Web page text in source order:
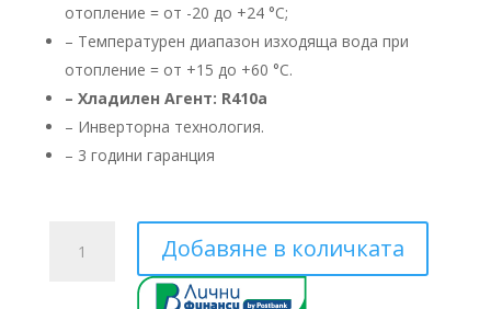
отопление = от -20 до +24 °C;
– Температурен диапазон изходяща вода при
отопление = от +15 до +60 °C.
– Хладилен Агент: R410a
– ​Инверторна технология.
– 3 години гаранция
Добавяне в количката